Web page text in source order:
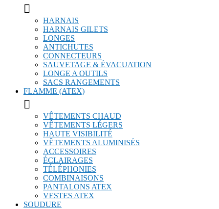

HARNAIS
HARNAIS GILETS
LONGES
ANTICHUTES
CONNECTEURS
SAUVETAGE & ÉVACUATION
LONGE A OUTILS
SACS RANGEMENTS
FLAMME (ATEX)

VÊTEMENTS CHAUD
VÊTEMENTS LÉGERS
HAUTE VISIBILITÉ
VÊTEMENTS ALUMINISÉS
ACCESSOIRES
ÉCLAIRAGES
TÉLÉPHONIES
COMBINAISONS
PANTALONS ATEX
VESTES ATEX
SOUDURE